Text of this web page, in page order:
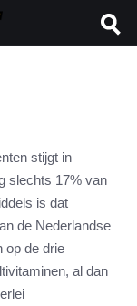
stijgt in
slechts 17% van
is dat
de Nederlandse
op de drie
al dan